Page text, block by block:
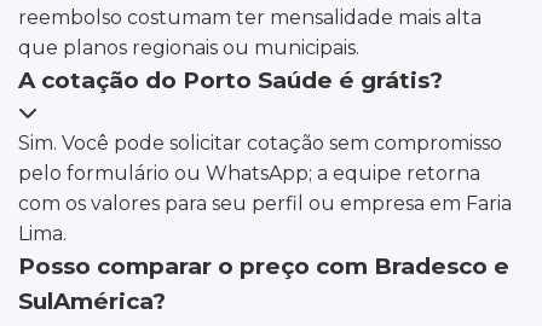
reembolso costumam ter mensalidade mais alta
que planos regionais ou municipais.
A cotação do Porto Saúde é grátis?
Sim. Você pode solicitar cotação sem compromisso
pelo formulário ou WhatsApp; a equipe retorna
com os valores para seu perfil ou empresa em Faria
Lima.
Posso comparar o preço com Bradesco e
SulAmérica?